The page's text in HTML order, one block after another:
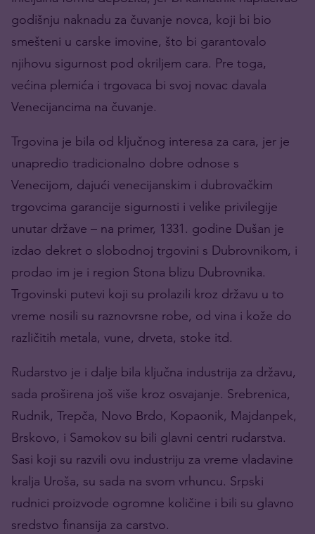
godišnju naknadu za čuvanje novca, koji bi bio
smešteni u carske imovine, što bi garantovalo
njihovu sigurnost pod okriljem cara. Pre toga,
većina plemića i trgovaca bi svoj novac davala
Venecijancima na čuvanje.
Trgovina je bila od ključnog interesa za cara, jer je
unapredio tradicionalno dobre odnose s
Venecijom, dajući venecijanskim i dubrovačkim
trgovcima garancije sigurnosti i velike privilegije
unutar države – na primer, 1331. godine Dušan je
izdao dekret o slobodnoj trgovini s Dubrovnikom, i
prodao im je i region Stona blizu Dubrovnika.
Trgovinski putevi koji su prolazili kroz državu u to
vreme nosili su raznovrsne robe, od vina i kože do
različitih metala, vune, drveta, stoke itd.
Rudarstvo je i dalje bila ključna industrija za državu,
sada proširena još više kroz osvajanje. Srebrenica,
Rudnik, Trepča, Novo Brdo, Kopaonik, Majdanpek,
Brskovo, i Samokov su bili glavni centri rudarstva.
Sasi koji su razvili ovu industriju za vreme vladavine
kralja Uroša, su sada na svom vrhuncu. Srpski
rudnici proizvode ogromne količine i bili su glavno
sredstvo finansija za carstvo.